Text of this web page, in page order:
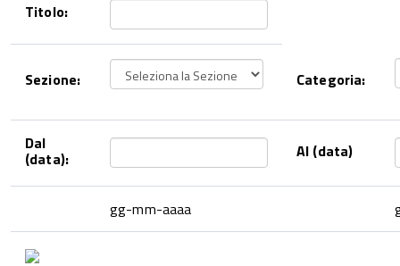
Titolo:
Sezione: Categoria:
Dal
(data): Al (data)
gg-mm-aaaa